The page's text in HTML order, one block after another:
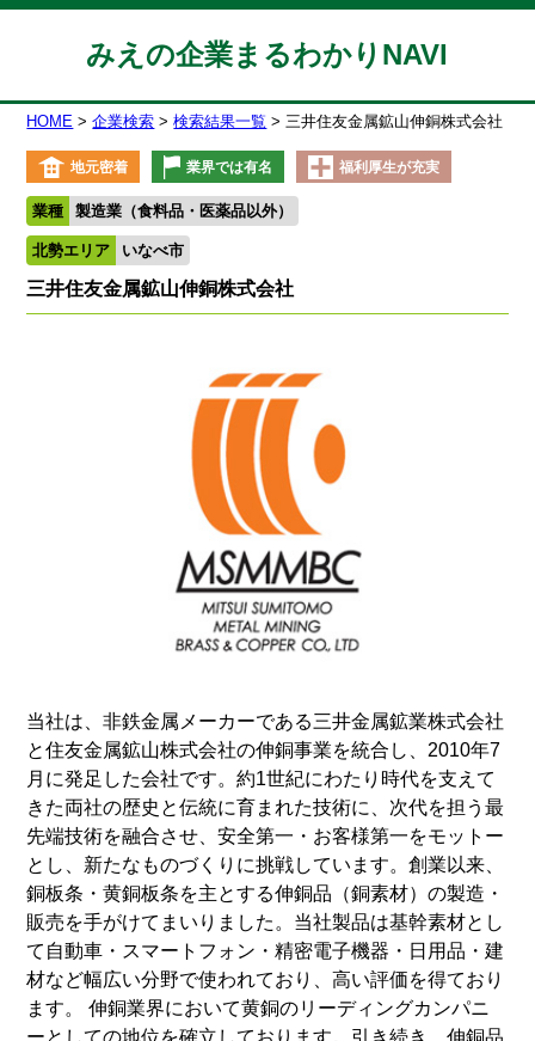
みえの企業まるわかりNAVI
HOME 企業検索 検索結果一覧 三井住友金属鉱山伸銅株式会社
地元密着 業界では有名 福利厚生が充実
業種 製造業（食料品・医薬品以外）
北勢エリア いなべ市
三井住友金属鉱山伸銅株式会社
当社は、非鉄金属メーカーである三井金属鉱業株式会社
と住友金属鉱山株式会社の伸銅事業を統合し、2010年7
月に発足した会社です。約1世紀にわたり時代を支えて
きた両社の歴史と伝統に育まれた技術に、次代を担う最
先端技術を融合させ、安全第一・お客様第一をモットー
とし、新たなものづくりに挑戦しています。創業以来、
銅板条・黄銅板条を主とする伸銅品（銅素材）の製造・
販売を手がけてまいりました。当社製品は基幹素材とし
て自動車・スマートフォン・精密電子機器・日用品・建
材など幅広い分野で使われており、高い評価を得ており
ます。 伸銅業界において黄銅のリーディングカンパニ
ーとしての地位を確立しております。引き続き、伸銅品